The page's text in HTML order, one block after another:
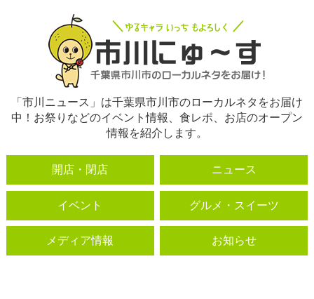
「市川ニュース」は千葉県市川市のローカルネタをお届け
中！お祭りなどのイベント情報、食レポ、お店のオープン
情報を紹介します。
開店・閉店 ニュース
イベント グルメ・スイーツ
メディア情報 お知らせ